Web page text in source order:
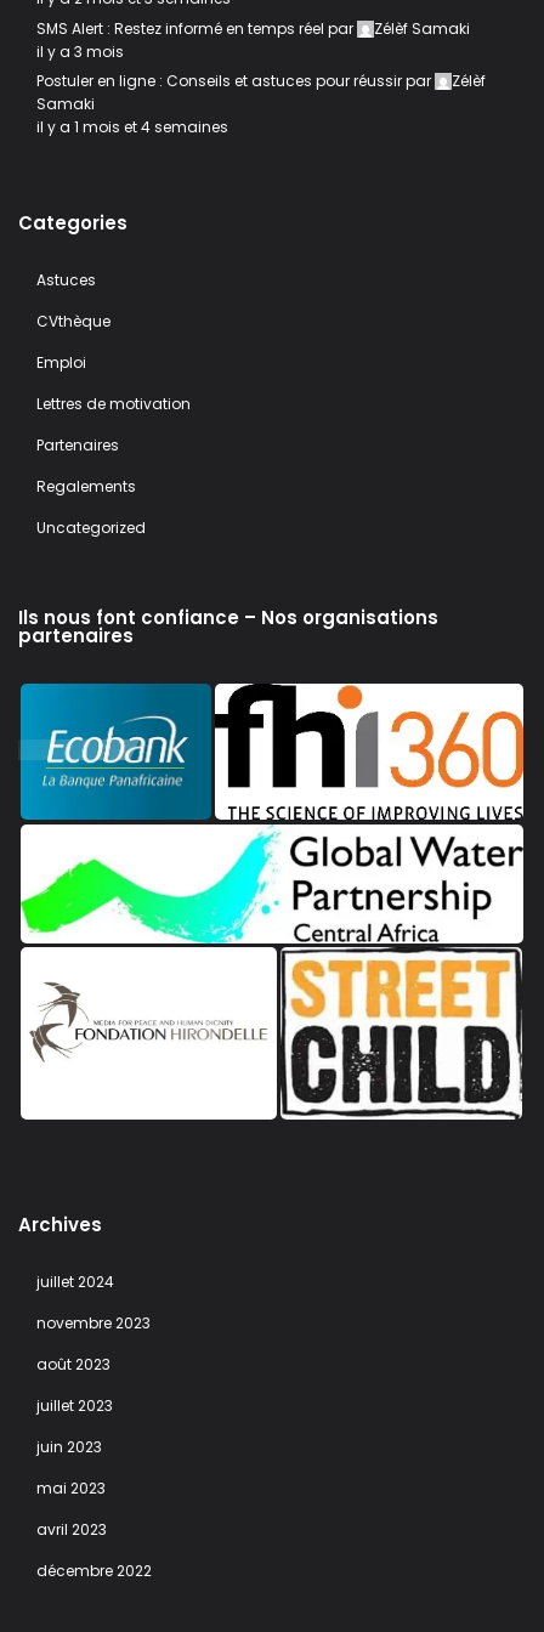
SMS Alert : Restez informé en temps réel par
Zélèf Samaki
il y a 3 mois
Postuler en ligne : Conseils et astuces pour réussirpar
Zélèf
Samaki
il y a 1 mois et 4 semaines
Categories
Astuces
CVthèque
Emploi
Lettres de motivation
Partenaires
Regalements
Uncategorized
Ils nous font confiance – Nos organisations
partenaires
Archives
juillet 2024
novembre 2023
août 2023
juillet 2023
juin 2023
mai 2023
avril 2023
décembre 2022